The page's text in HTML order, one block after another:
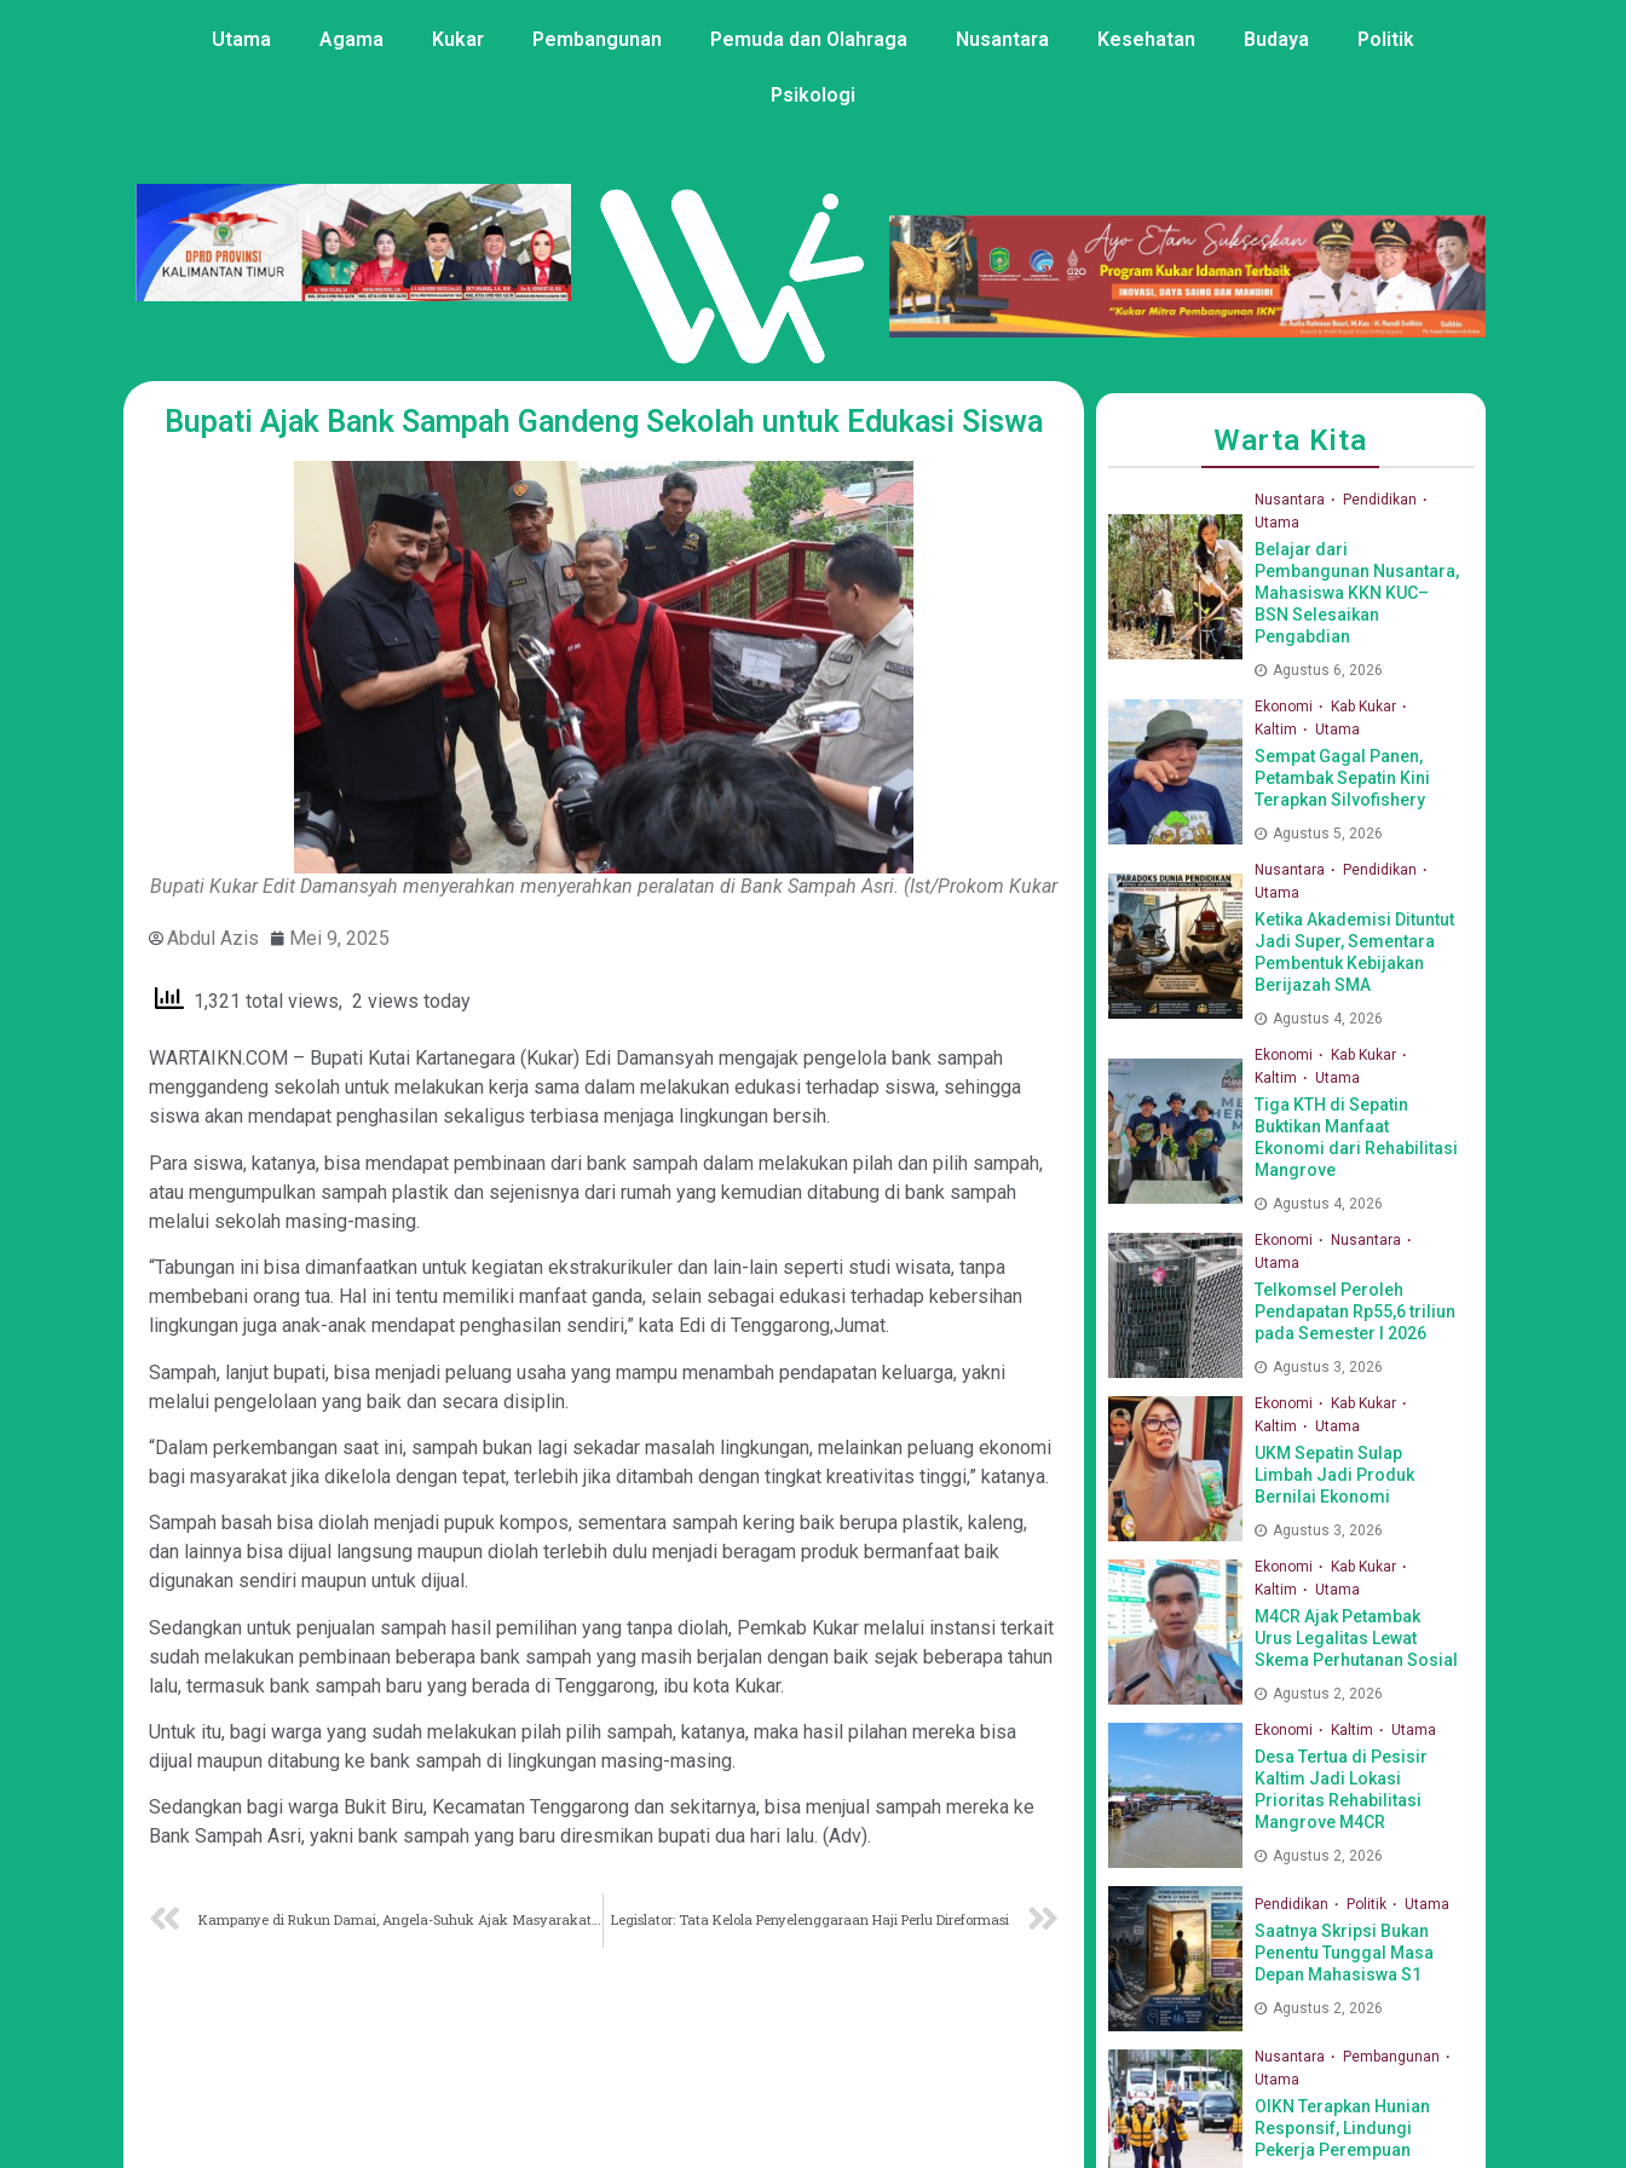
Utama Agama Kukar Pembangunan Pemuda dan Olahraga Nusantara Kesehatan Budaya Politik
Psikologi
Bupati Ajak Bank Sampah Gandeng Sekolah untuk Edukasi Siswa
Bupati Kukar Edit Damansyah menyerahkan menyerahkan peralatan di Bank Sampah Asri. (Ist/Prokom Kukar
Abdul Azis Mei 9, 2025
1,321 total views, 2 views today
WARTAIKN.COM – Bupati Kutai Kartanegara (Kukar) Edi Damansyah mengajak pengelola bank sampah
menggandeng sekolah untuk melakukan kerja sama dalam melakukan edukasi terhadap siswa, sehingga
siswa akan mendapat penghasilan sekaligus terbiasa menjaga lingkungan bersih.
Para siswa, katanya, bisa mendapat pembinaan dari bank sampah dalam melakukan pilah dan pilih sampah,
atau mengumpulkan sampah plastik dan sejenisnya dari rumah yang kemudian ditabung di bank sampah
melalui sekolah masing-masing.
“Tabungan ini bisa dimanfaatkan untuk kegiatan ekstrakurikuler dan lain-lain seperti studi wisata, tanpa
membebani orang tua. Hal ini tentu memiliki manfaat ganda, selain sebagai edukasi terhadap kebersihan
lingkungan juga anak-anak mendapat penghasilan sendiri,” kata Edi di Tenggarong,Jumat.
Sampah, lanjut bupati, bisa menjadi peluang usaha yang mampu menambah pendapatan keluarga, yakni
melalui pengelolaan yang baik dan secara disiplin.
“Dalam perkembangan saat ini, sampah bukan lagi sekadar masalah lingkungan, melainkan peluang ekonomi
bagi masyarakat jika dikelola dengan tepat, terlebih jika ditambah dengan tingkat kreativitas tinggi,” katanya.
Sampah basah bisa diolah menjadi pupuk kompos, sementara sampah kering baik berupa plastik, kaleng,
dan lainnya bisa dijual langsung maupun diolah terlebih dulu menjadi beragam produk bermanfaat baik
digunakan sendiri maupun untuk dijual.
Sedangkan untuk penjualan sampah hasil pemilihan yang tanpa diolah, Pemkab Kukar melalui instansi terkait
sudah melakukan pembinaan beberapa bank sampah yang masih berjalan dengan baik sejak beberapa tahun
lalu, termasuk bank sampah baru yang berada di Tenggarong, ibu kota Kukar.
Untuk itu, bagi warga yang sudah melakukan pilah pilih sampah, katanya, maka hasil pilahan mereka bisa
dijual maupun ditabung ke bank sampah di lingkungan masing-masing.
Sedangkan bagi warga Bukit Biru, Kecamatan Tenggarong dan sekitarnya, bisa menjual sampah mereka ke
Bank Sampah Asri, yakni bank sampah yang baru diresmikan bupati dua hari lalu. (Adv).
Kampanye di Rukun Damai, Angela-Suhuk Ajak Masyarakat Membangun Bersama Legislator: Tata Kelola Penyelenggaraan Haji Perlu Direformasi
Warta Kita
Nusantara
Pendidikan
Utama
Belajar dari
Pembangunan Nusantara,
Mahasiswa KKN KUC–
BSN Selesaikan
Pengabdian
Agustus 6, 2026
Ekonomi
Kab Kukar
Kaltim
Utama
Sempat Gagal Panen,
Petambak Sepatin Kini
Terapkan Silvofishery
Agustus 5, 2026
Nusantara
Pendidikan
Utama
Ketika Akademisi Dituntut
Jadi Super, Sementara
Pembentuk Kebijakan
Berijazah SMA
Agustus 4, 2026
Ekonomi
Kab Kukar
Kaltim
Utama
Tiga KTH di Sepatin
Buktikan Manfaat
Ekonomi dari Rehabilitasi
Mangrove
Agustus 4, 2026
Ekonomi
Nusantara
Utama
Telkomsel Peroleh
Pendapatan Rp55,6 triliun
pada Semester I 2026
Agustus 3, 2026
Ekonomi
Kab Kukar
Kaltim
Utama
UKM Sepatin Sulap
Limbah Jadi Produk
Bernilai Ekonomi
Agustus 3, 2026
Ekonomi
Kab Kukar
Kaltim
Utama
M4CR Ajak Petambak
Urus Legalitas Lewat
Skema Perhutanan Sosial
Agustus 2, 2026
Ekonomi Kaltim Utama
Desa Tertua di Pesisir
Kaltim Jadi Lokasi
Prioritas Rehabilitasi
Mangrove M4CR
Agustus 2, 2026
Pendidikan Politik Utama
Saatnya Skripsi Bukan
Penentu Tunggal Masa
Depan Mahasiswa S1
Agustus 2, 2026
Nusantara
Pembangunan
Utama
OIKN Terapkan Hunian
Responsif, Lindungi
Pekerja Perempuan